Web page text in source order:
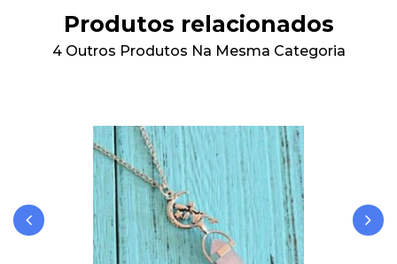
Produtos relacionados
4 Outros Produtos Na Mesma Categoria